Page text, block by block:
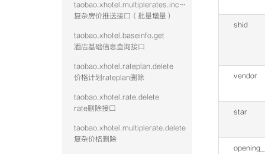
taobao.xhotel.multiplerates.increment
复杂房价推送接口（批量增量）
taobao.xhotel.baseinfo.get
酒店基础信息查询接口
taobao.xhotel.rateplan.delete
价格计划rateplan删除
taobao.xhotel.rate.delete
rate删除接口
taobao.xhotel.multiplerate.delete
复杂价格删除
shid
vendor
star